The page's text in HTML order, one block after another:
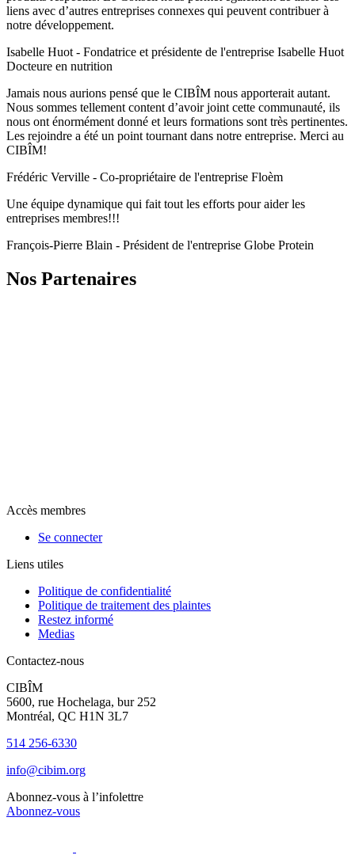
liens avec d’autres entreprises connexes qui peuvent contribuer à
notre développement.​
Isabelle Huot - Fondatrice et présidente de l'entreprise Isabelle Huot
Docteure en nutrition
Jamais nous aurions pensé que le CIBÎM nous apporterait autant.
Nous sommes tellement content d’avoir joint cette communauté, ils
nous ont énormément donné et leurs formations sont très pertinentes.
Les rejoindre a été un point tournant dans notre entreprise. Merci au
CIBÎM!
Frédéric Verville - Co-propriétaire de l'entreprise Floèm
Une équipe dynamique qui fait tout les efforts pour aider les
entreprises membres!!!
François-Pierre Blain - Président de l'entreprise Globe Protein
Nos Partenaires
Accès membres
Se connecter
Liens utiles
Politique de confidentialité
Politique de traitement des plaintes
Restez informé
Medias
Contactez-nous
CIBÎM
5600, rue Hochelaga, bur 252
Montréal, QC H1N 3L7
514 256-6330
info@cibim.org
Abonnez-vous à l’infolettre
Abonnez-vous